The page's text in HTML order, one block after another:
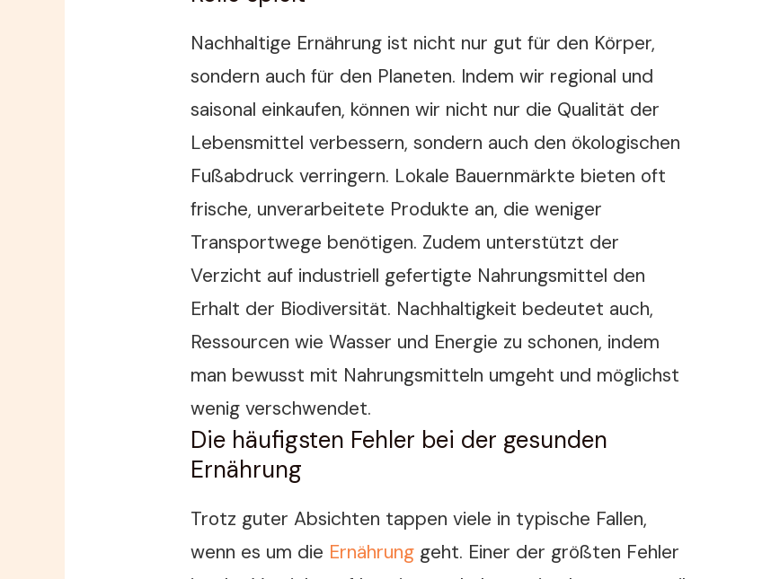
Nachhaltige Ernährung ist nicht nur gut für den Körper,
sondern auch für den Planeten. Indem wir regional und
saisonal einkaufen, können wir nicht nur die Qualität der
Lebensmittel verbessern, sondern auch den ökologischen
Fußabdruck verringern. Lokale Bauernmärkte bieten oft
frische, unverarbeitete Produkte an, die weniger
Transportwege benötigen. Zudem unterstützt der
Verzicht auf industriell gefertigte Nahrungsmittel den
Erhalt der Biodiversität. Nachhaltigkeit bedeutet auch,
Ressourcen wie Wasser und Energie zu schonen, indem
man bewusst mit Nahrungsmitteln umgeht und möglichst
wenig verschwendet.
Die häufigsten Fehler bei der gesunden
Ernährung
Trotz guter Absichten tappen viele in typische Fallen,
wenn es um die Ernährung geht. Einer der größten Fehler